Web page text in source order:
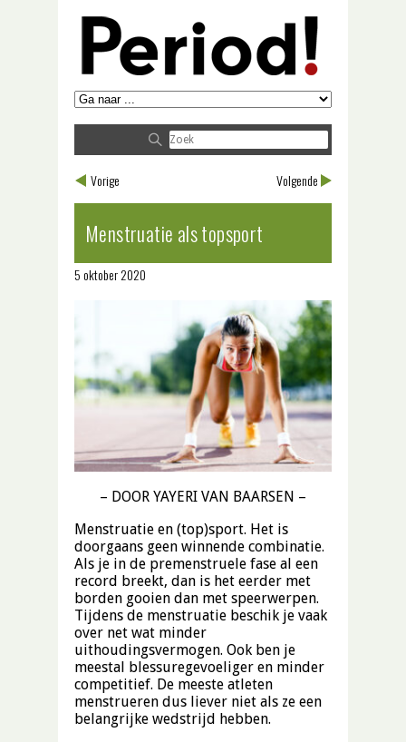
Vorige Volgende
Menstruatie als topsport
5 oktober 2020
– DOOR YAYERI VAN BAARSEN –
Menstruatie en (top)sport. Het is
doorgaans geen winnende combinatie.
Als je in de premenstruele fase al een
record breekt, dan is het eerder met
borden gooien dan met speerwerpen.
Tijdens de menstruatie beschik je vaak
over net wat minder
uithoudingsvermogen. Ook ben je
meestal blessuregevoeliger en minder
competitief. De meeste atleten
menstrueren dus liever niet als ze een
belangrijke wedstrijd hebben.